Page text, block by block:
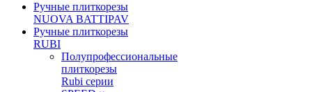
Ручные плиткорезы
NUOVA BATTIPAV
Ручные плиткорезы
RUBI
Полупрофессиональные
плиткорезы
Rubi серии